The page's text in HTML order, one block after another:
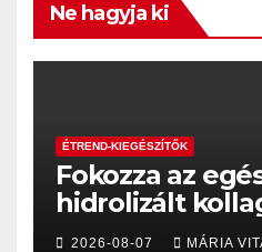
Ne hagyja ki
ÉTREND-KIEGÉSZÍTŐK
Fokozza az
hidrolizált
és alkalmazása
2026-08-07 MÁRIA